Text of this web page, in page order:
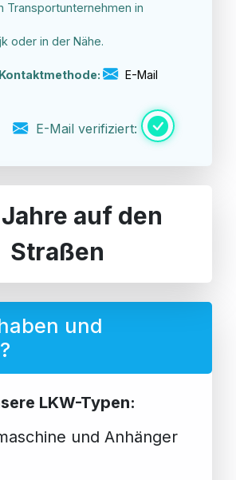
Transportunternehmen in
oder in der Nähe.
E-Mail
E-Mail verifiziert:
auf den
Straßen
und
LKW-Typen:
und Anhänger